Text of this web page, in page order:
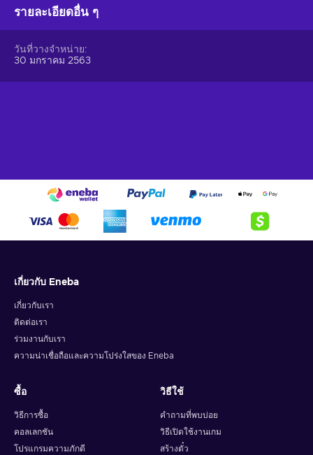
users can easily receive popular cryptocurrencies such as
straight to their wallet and then do whatever they want with
them.
How to redeem Gift Me Crypto (GMC)
3. Enter your email address,
4. Pick the desired crypto between 8 of the most popular
crypto,
5. Enter your wallet address and click on redeem,
redeem your whole voucher at once. Once you’ve done that,
you should give it up to 30 minutes for your cryptocurrency
to arrive in your wallet. After that, you can use your new
wallet balance as you like.
รายละเอียดอื่น ๆ
วันที่วางจำหน่าย
30 มกราคม 2563
เกี่ยวกับ Eneba
เกี่ยวกับเรา
ติดต่อเรา
ร่วมงานกับเรา
ความน่าเชื่อถือและความโปร่งใสของ Eneba
ซื้อ
วิธีการซื้อ
คอลเลกชัน
โปรแกรมความภักดี
วิธีใช้
คำถามที่พบบ่อย
วิธีเปิดใช้งานเกม
สร้างตั๋ว